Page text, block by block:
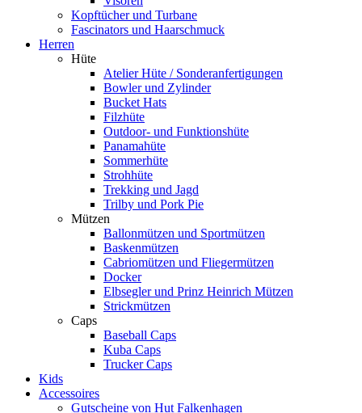
Kopftücher und Turbane
Fascinators und Haarschmuck
Herren
Hüte
Atelier Hüte / Sonderanfertigungen
Bowler und Zylinder
Bucket Hats
Filzhüte
Outdoor- und Funktionshüte
Panamahüte
Sommerhüte
Strohhüte
Trekking und Jagd
Trilby und Pork Pie
Mützen
Ballonmützen und Sportmützen
Baskenmützen
Cabriomützen und Fliegermützen
Docker
Elbsegler und Prinz Heinrich Mützen
Strickmützen
Caps
Baseball Caps
Kuba Caps
Trucker Caps
Kids
Accessoires
Gutscheine von Hut Falkenhagen